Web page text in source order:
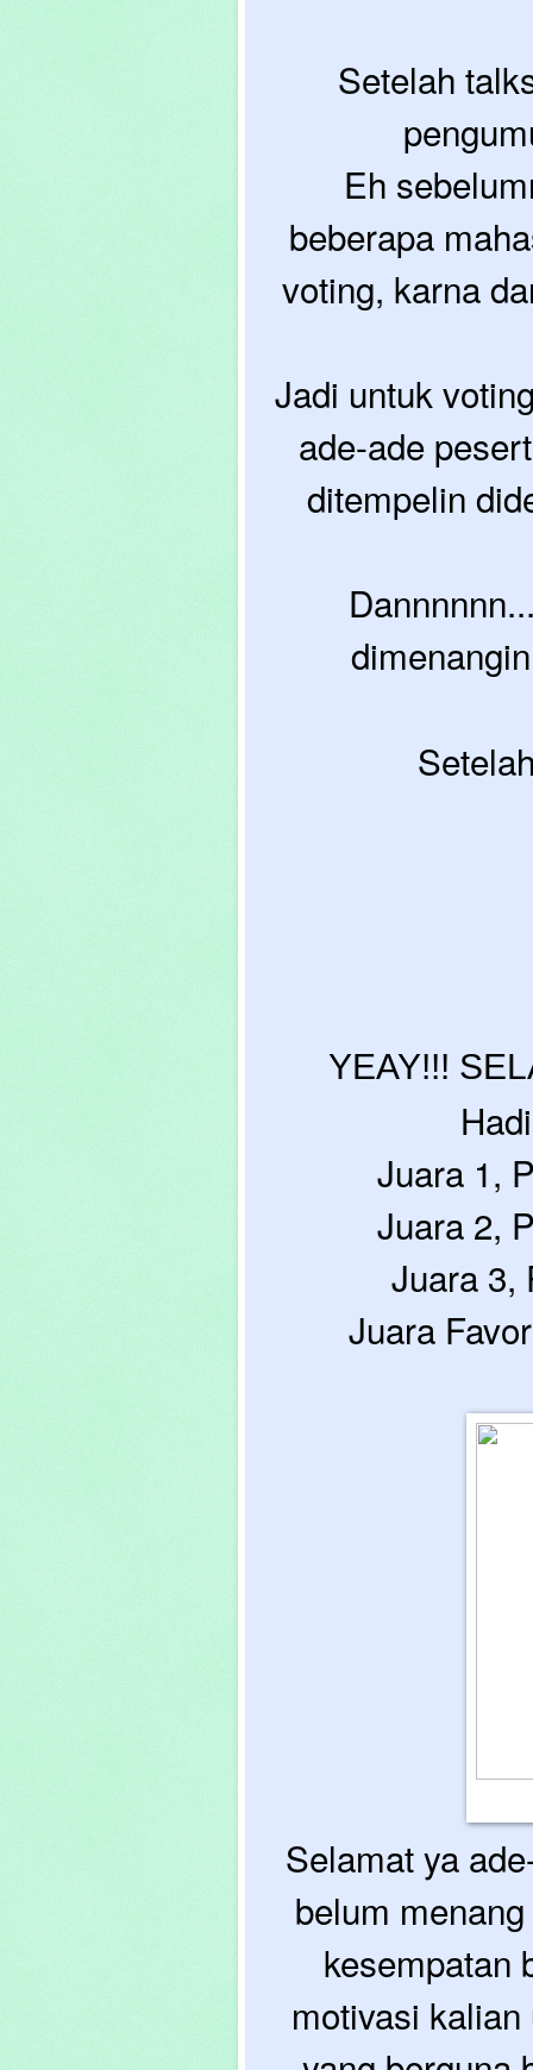
Setelah
Eh
beberapa
voting, karna
Jadi untuk
ade-ade
ditempelin
YEAY!!!
Juara 1,
Juara 2,
Juara 3,
Juara
Selamat ya
belum
kesempatan
motivasi